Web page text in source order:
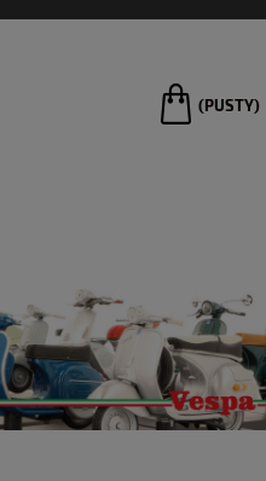
(PUSTY)